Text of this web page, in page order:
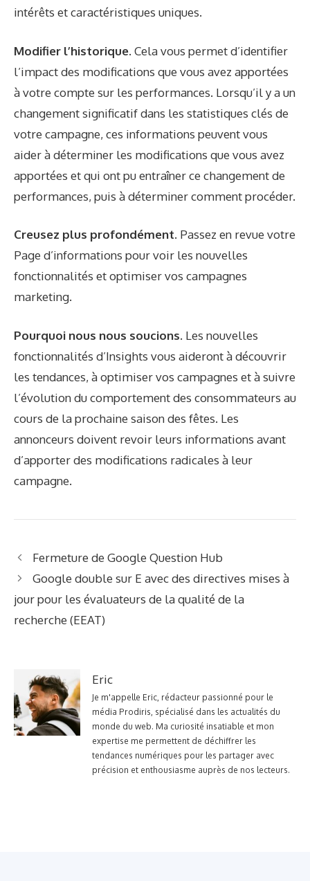
intérêts et caractéristiques uniques.
Modifier l’historique. Cela vous permet d’identifier
l’impact des modifications que vous avez apportées
à votre compte sur les performances. Lorsqu’il y a un
changement significatif dans les statistiques clés de
votre campagne, ces informations peuvent vous
aider à déterminer les modifications que vous avez
apportées et qui ont pu entraîner ce changement de
performances, puis à déterminer comment procéder.
Creusez plus profondément. Passez en revue votre
Page d’informations pour voir les nouvelles
fonctionnalités et optimiser vos campagnes
marketing.
Pourquoi nous nous soucions. Les nouvelles
fonctionnalités d’Insights vous aideront à découvrir
les tendances, à optimiser vos campagnes et à suivre
l’évolution du comportement des consommateurs au
cours de la prochaine saison des fêtes. Les
annonceurs doivent revoir leurs informations avant
d’apporter des modifications radicales à leur
campagne.
Fermeture de Google Question Hub
Google double sur E avec des directives mises à
jour pour les évaluateurs de la qualité de la
recherche (EEAT)
Eric
Je m'appelle Eric, rédacteur passionné pour le
média Prodiris, spécialisé dans les actualités du
monde du web. Ma curiosité insatiable et mon
expertise me permettent de déchiffrer les
tendances numériques pour les partager avec
précision et enthousiasme auprès de nos lecteurs.